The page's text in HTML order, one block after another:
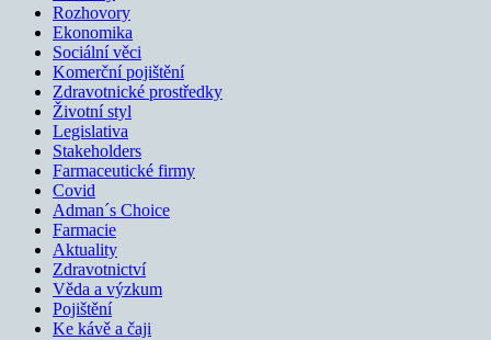
Rozhovory
Ekonomika
Sociální věci
Komerční pojištění
Zdravotnické prostředky
Životní styl
Legislativa
Stakeholders
Farmaceutické firmy
Covid
Adman´s Choice
Farmacie
Aktuality
Zdravotnictví
Věda a výzkum
Pojištění
Ke kávě a čaji